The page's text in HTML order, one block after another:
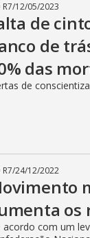
R7/12/05/2023
de
de
das
de
R7/24/12/2022
os
acordo com um